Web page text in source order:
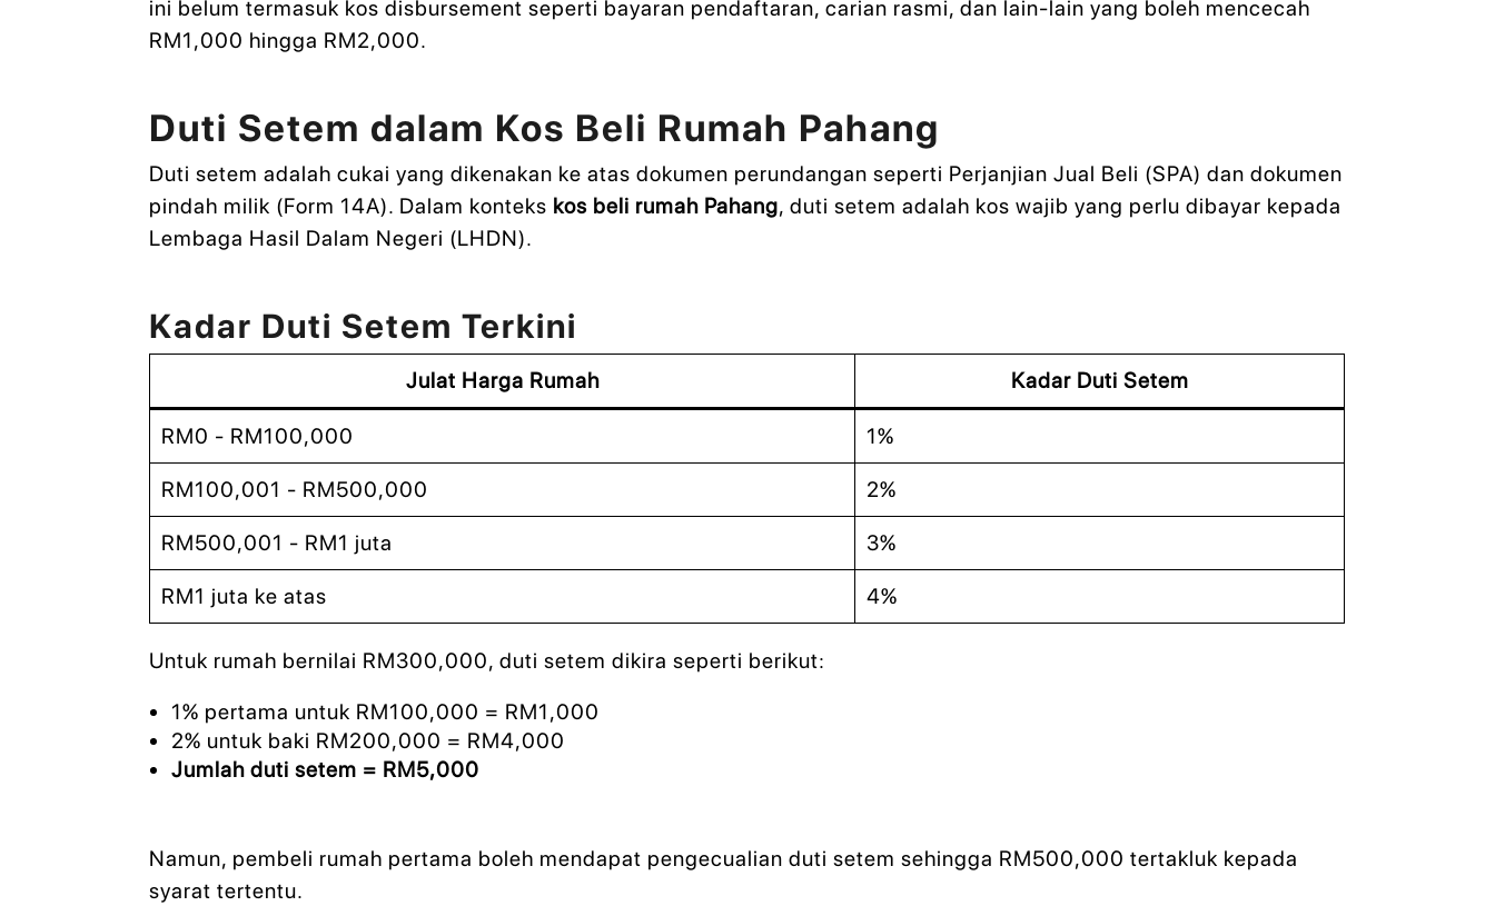
ini belum termasuk kos disbursement seperti bayaran pendaftaran, carian rasmi, dan lain-lain yang boleh mencecah
RM1,000 hingga RM2,000.
Duti Setem dalam Kos Beli Rumah Pahang
Duti setem adalah cukai yang dikenakan ke atas dokumen perundangan seperti Perjanjian Jual Beli (SPA) dan dokumen
pindah milik (Form 14A). Dalam konteks kos beli rumah Pahang, duti setem adalah kos wajib yang perlu dibayar kepada
Lembaga Hasil Dalam Negeri (LHDN).
Kadar Duti Setem Terkini
Julat Harga Rumah Kadar Duti Setem
RM0 - RM100,000 1%
RM100,001 - RM500,000 2%
RM500,001 - RM1 juta 3%
RM1 juta ke atas 4%
Untuk rumah bernilai RM300,000, duti setem dikira seperti berikut:
1% pertama untuk RM100,000 = RM1,000
2% untuk baki RM200,000 = RM4,000
Jumlah duti setem = RM5,000
Namun, pembeli rumah pertama boleh mendapat pengecualian duti setem sehingga RM500,000 tertakluk kepada
syarat tertentu.